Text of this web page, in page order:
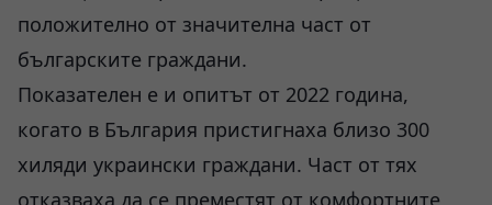
положително от значителна част от
българските граждани.
Показателен е и опитът от 2022 година,
когато в България пристигнаха близо 300
хиляди украински граждани. Част от тях
отказваха да се преместят от комфортните